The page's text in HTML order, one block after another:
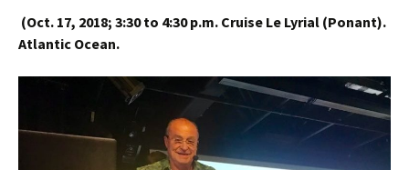
(Oct. 17, 2018; 3:30 to 4:30 p.m. Cruise Le Lyrial (Ponant).
Atlantic Ocean.